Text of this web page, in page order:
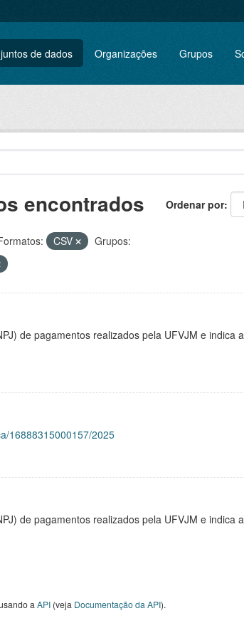
de dados Organizações Grupos
Ordenar por
encontrados
CSV
Grupos:
de pagamentos realizados pela UFVJM e indica
16888315000157/2025
de pagamentos realizados pela UFVJM e indica
a API(veja Documentação da API).